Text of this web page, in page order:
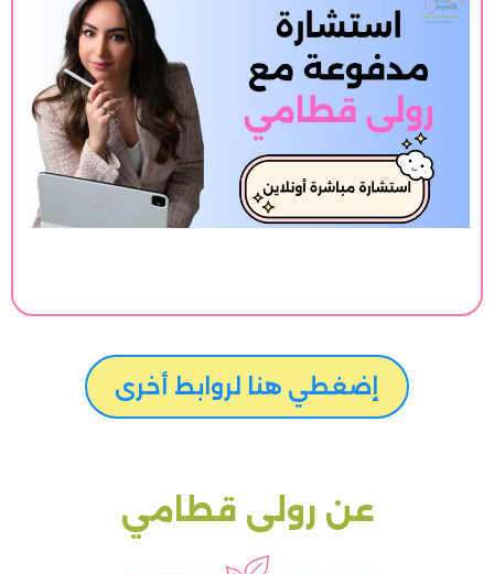
إضغطي هنا لروابط أخرى
عن رولى قطامي